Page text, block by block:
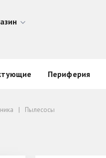
Периферия
Пылесосы